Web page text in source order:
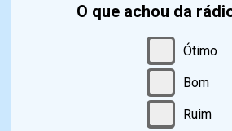
O que achou da
Ótimo
Bom
Ruim